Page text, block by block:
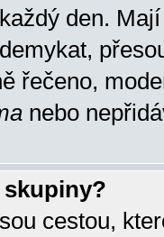
den.
řečeno,
nebo
skupiny?
cestou,